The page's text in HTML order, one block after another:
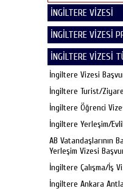
İNGİLTERE VİZESİ
İNGİLTERE VİZESİ
İNGİLTERE VİZESİ
İngiltere Vizesi
İngiltere Turist/
İngiltere Öğrenci
İngiltere Yerleşim/
AB Vatandaşlarının
Yerleşim Vizesi
İngiltere Çalışma/İş
İngiltere Ankara